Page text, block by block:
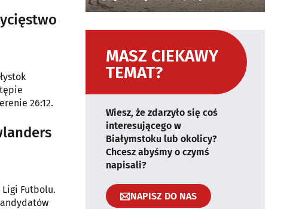
26:12.
Ligi Futbolu.
MASZ CIEKAWY
TEMAT?
Wiesz, że zdarzyło się coś
interesującego w
Białymstoku lub okolicy?
Chcesz abyśmy o czymś
napisali?
NAPISZ DO NAS